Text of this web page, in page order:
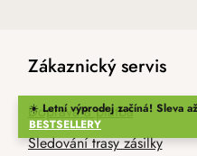
☀️ Letní výprodej začíná! Sleva
BESTSELLERY
Zákaznický servis
Doprava a platba
Sledování trasy zásilky